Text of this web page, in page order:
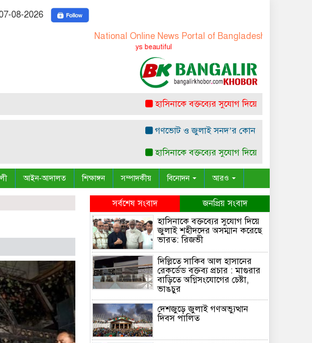
08-2026
National Online News Portal of Bangladesh-বাংলাদেশের
হাসিনাকে বক্তব্যের সুযোগ দিয়ে জুলাই শহীদদের
গণভোট ও জুলাই সনদ’র কোন সাংবিধানিক ও
হাসিনাকে বক্তব্যের সুযোগ দিয়ে জুলাই শহীদদের
আইন-আদালত শিক্ষাঙ্গন সম্পাদকীয় বিনোদন আরও
সর্বশেষ সংবাদ জনপ্রিয় সংবাদ
হাসিনাকে বক্তব্যের সুযোগ দিয়ে
জুলাই শহীদদের অসম্মান করেছে
ভারত: রিজভী
দিল্লিতে সাকিব আল হাসানের
রেকর্ডেড বক্তব্য প্রচার : মাগুরার
বাড়িতে অগ্নিসংযোগের চেষ্টা,
ভাঙচুর
দেশজুড়ে জুলাই গণঅভ্যুত্থান
দিবস পালিত